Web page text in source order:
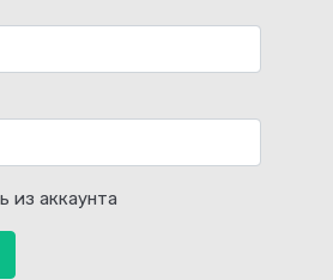
из аккаунта